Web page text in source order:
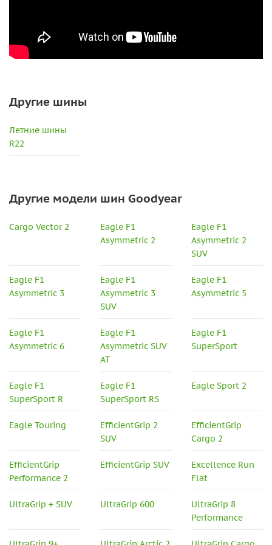
Другие шины
Летние шины
R22
Другие модели шин Goodyear
Cargo Vector 2
Eagle F1
Asymmetric 2
Eagle F1
Asymmetric 2
SUV
Eagle F1
Asymmetric 3
Eagle F1
Asymmetric 3
SUV
Eagle F1
Asymmetric 5
Eagle F1
Asymmetric 6
Eagle F1
Asymmetric SUV
AT
Eagle F1
SuperSport
Eagle F1
SuperSport R
Eagle F1
SuperSport RS
Eagle Sport 2
Eagle Touring
EfficientGrip 2
SUV
EfficientGrip
Cargo 2
EfficientGrip
Performance 2
EfficientGrip SUV
Excellence Run
Flat
UltraGrip + SUV UltraGrip 600
UltraGrip 8
Performance